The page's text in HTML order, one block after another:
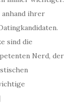
anhand ihrer
sind die
Nerd, der